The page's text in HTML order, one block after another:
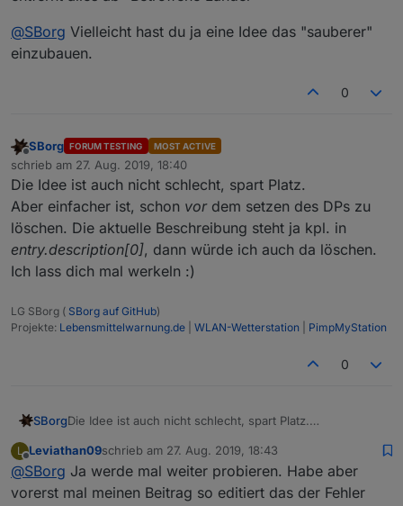
@SBorg Vielleicht hast du ja eine Idee das "sauberer"
einzubauen.
0
Offline
SBorg FORUM TESTING MOST ACTIVE
schrieb am 27. Aug. 2019, 18:40
zuletzt editiert von
Die Idee ist auch nicht schlecht, spart Platz.
Aber einfacher ist, schon vordem setzen des DPs zu
löschen. Die aktuelle Beschreibung steht ja kpl. in
entry.description[0], dann würde ich auch da löschen.
Ich lass dich mal werkeln :)
LG SBorg ( SBorg auf GitHub)
Projekte: Lebensmittelwarnung.de WLAN-Wetterstation PimpMyStation
0
SBorgDie Idee ist auch nicht schlecht, spart Platz.
löschen. Die aktuelle Beschreibung steht ja kpl. in
entry.description[0], dann würde ich auch da löschen.
Ich lass dich mal werkeln :)
L
Offline
Leviathan09schrieb am 27. Aug. 2019, 18:43
zuletzt editiert von
@SBorg Ja werde mal weiter probieren. Habe aber
vorerst mal meinen Beitrag so editiert das der Fehler